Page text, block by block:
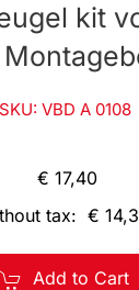
kit
SKU: VBD A 0108
€ 17,40
tax: €
Add to Cart